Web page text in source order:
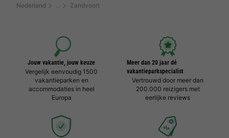
Nederland Zandvoort
Jouw vakantie, jouw keuze
Vergelijk eenvoudig 1500
vakantieparken en
accommodaties in heel
Europa
Meer dan 20 jaar dé
vakantieparkspecialist
Vertrouwd door meer dan
200.000 reizigers met
eerlijke reviews